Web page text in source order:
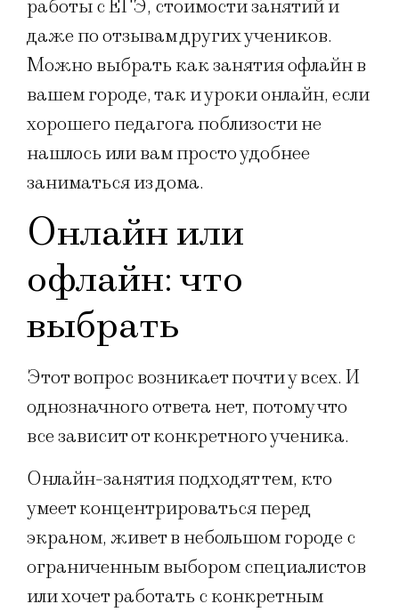
работы с ЕГЭ, стоимости занятий и
даже по отзывам других учеников.
Можно выбрать как занятия офлайн в
вашем городе, так и уроки онлайн, если
хорошего педагога поблизости не
нашлось или вам просто удобнее
заниматься из дома.
Онлайн или
офлайн: что
выбрать
Этот вопрос возникает почти у всех. И
однозначного ответа нет, потому что
все зависит от конкретного ученика.
Онлайн-занятия подходят тем, кто
умеет концентрироваться перед
экраном, живет в небольшом городе с
ограниченным выбором специалистов
или хочет работать с конкретным